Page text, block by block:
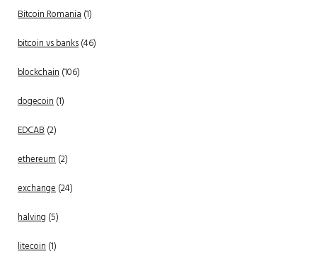
Bitcoin Romania(1)
bitcoin vs banks(46)
blockchain(106)
dogecoin(1)
EDCAB(2)
ethereum(2)
exchange(24)
halving (5)
litecoin(1)